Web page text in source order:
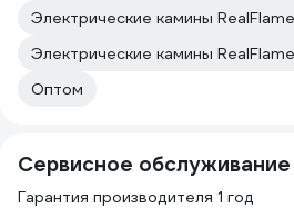
Электрические камины
Электрические камины
Оптом
Сервисное обслуживание
Гарантия производителя 1 год